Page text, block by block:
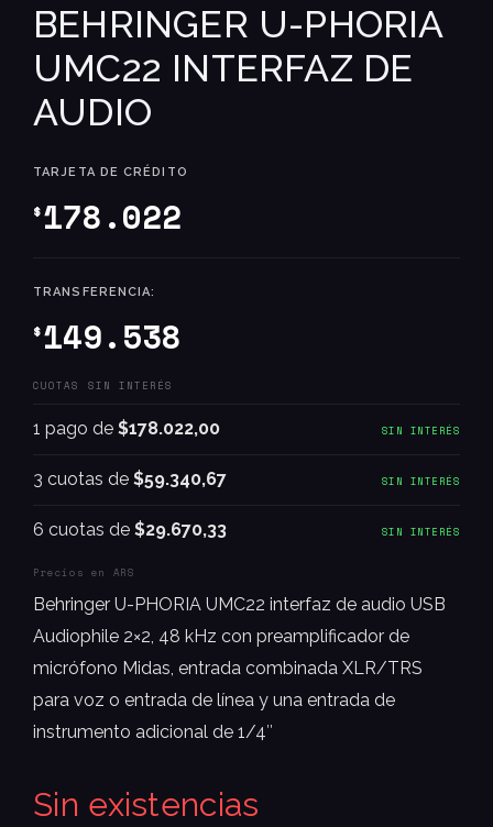
BEHRINGER U-PHORIA
UMC22 INTERFAZ DE
AUDIO
$178.022
TARJETA DE CRÉDITO
$149.538
TRANSFERENCIA:
CUOTAS SIN INTERÉS
1 pago de $178.022,00 SIN INTERÉS
3 cuotas de $59.340,67 SIN INTERÉS
6 cuotas de $29.670,33 SIN INTERÉS
Precios en ARS
Behringer U-PHORIA UMC22 interfaz de audio USB
Audiophile 2×2, 48 kHz con preamplificador de
micrófono Midas, entrada combinada XLR/TRS
para voz o entrada de línea y una entrada de
instrumento adicional de 1/4″
Sin existencias